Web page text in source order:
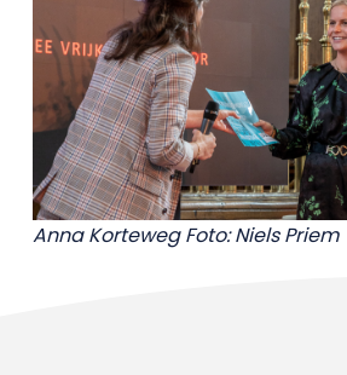
Anna Korteweg Foto: Niels Priem